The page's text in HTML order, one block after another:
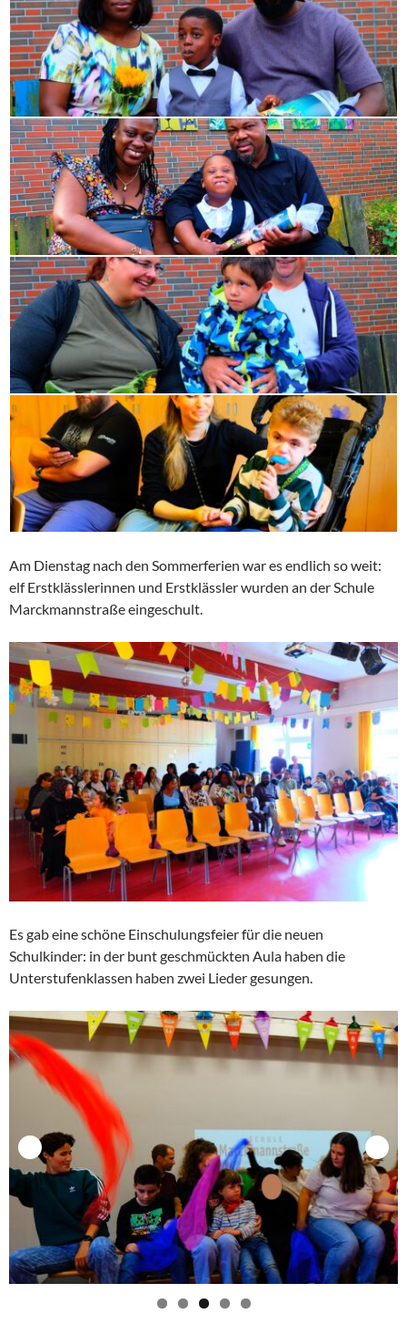
Am Dienstag nach den Sommerferien war es endlich so weit:
elf Erstklässlerinnen und Erstklässler wurden an der Schule
Marckmannstraße eingeschult.
Es gab eine schöne Einschulungsfeier für die neuen
Schulkinder: in der bunt geschmückten Aula haben die
Unterstufenklassen haben zwei Lieder gesungen.